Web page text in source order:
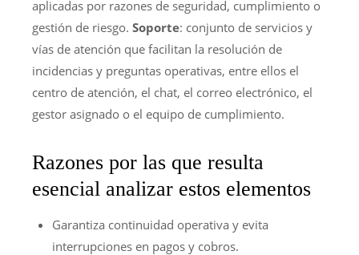
aplicadas por razones de seguridad, cumplimiento o
gestión de riesgo. Soporte: conjunto de servicios y
vías de atención que facilitan la resolución de
incidencias y preguntas operativas, entre ellos el
centro de atención, el chat, el correo electrónico, el
gestor asignado o el equipo de cumplimiento.
Razones por las que resulta
esencial analizar estos elementos
Garantiza continuidad operativa y evita
interrupciones en pagos y cobros.